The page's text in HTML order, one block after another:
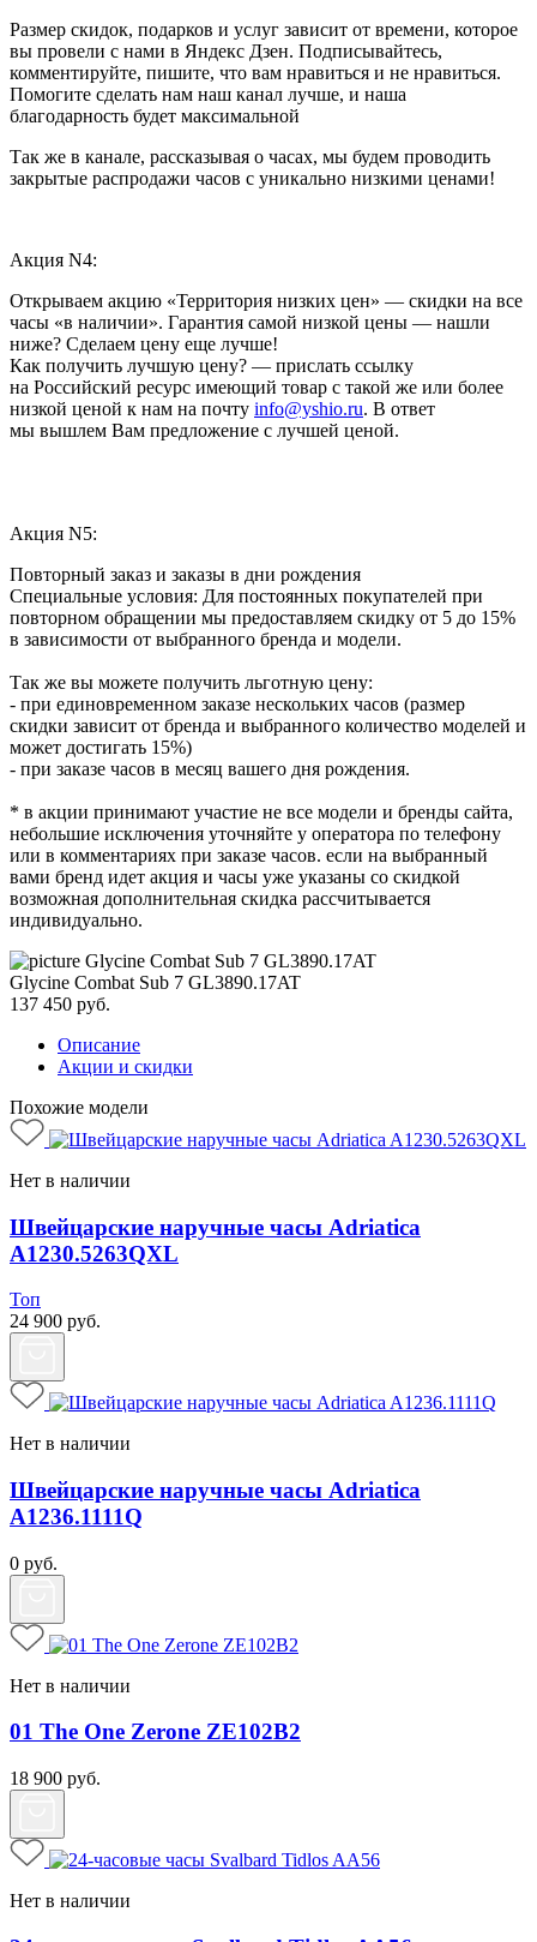
Размер скидок, подарков и услуг зависит от времени, которое
вы провели с нами в Яндекс Дзен. Подписывайтесь,
комментируйте, пишите, что вам нравиться и не нравиться.
Помогите сделать нам наш канал лучше, и наша
благодарность будет максимальной
Так же в канале, рассказывая о часах, мы будем проводить
закрытые распродажи часов с уникально низкими ценами!
Акция N4:
Открываем акцию «Территория низких цен» — скидки на все
часы «в наличии». Гарантия самой низкой цены — нашли
ниже? Сделаем цену еще лучше!
Как получить лучшую цену? — прислать ссылку
на Российский ресурс имеющий товар с такой же или более
низкой ценой к нам на почту info@yshio.ru. В ответ
мы вышлем Вам предложение с лучшей ценой.
Акция N5:
Повторный заказ и заказы в дни рождения
Специальные условия: Для постоянных покупателей при
повторном обращении мы предоставляем скидку от 5 до 15%
в зависимости от выбранного бренда и модели.
Так же вы можете получить льготную цену:
- при единовременном заказе нескольких часов (размер
скидки зависит от бренда и выбранного количество моделей и
может достигать 15%)
- при заказе часов в месяц вашего дня рождения.
* в акции принимают участие не все модели и бренды сайта,
небольшие исключения уточняйте у оператора по телефону
или в комментариях при заказе часов. если на выбранный
вами бренд идет акция и часы уже указаны со скидкой
возможная дополнительная скидка рассчитывается
индивидуально.
Glycine Combat Sub 7 GL3890.17AT
137 450 руб.
Описание
Акции и скидки
Похожие модели
Нет в наличии
Швейцарские наручные часы Adriatica
A1230.5263QXL
Топ
24 900 руб.
Нет в наличии
Швейцарские наручные часы Adriatica
A1236.1111Q
0 руб.
Нет в наличии
01 The One Zerone ZE102B2
18 900 руб.
Нет в наличии